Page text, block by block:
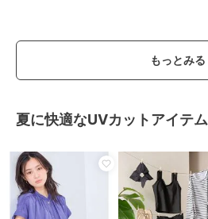
もっとみる
夏に快適なUVカットアイテム